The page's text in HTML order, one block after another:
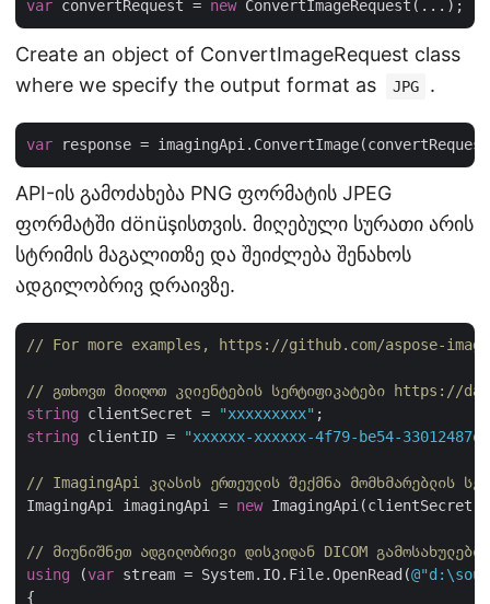
var convertRequest = new
Create an object of ConvertImageRequest class
where we specify the output format as
JPG .
var
API-ის გამოძახება PNG ფორმატის JPEG
ფორმატში dönüşისთვის. მიღებული სურათი არის
სტრიმის მაგალითზე და შეიძლება შენახოს
ადგილობრივ დრაივზე.
// For more examples, https://github.com/aspose-
// გთხოვთ მიიღოთ კლიენტების სერტიფიკატები https://
string clientSecret = "xxxxxxxxx"
string clientID = "xxxxxx-xxxxxx-4f79-be54-
// ImagingApi კლასის ერთეულის შექმნა მომხმარებლის
ImagingApi imagingApi = new
// მიუნიშნეთ ადგილობრივი დისკიდან DICOM
using (var stream = System.IO.File.OpenRead(
{